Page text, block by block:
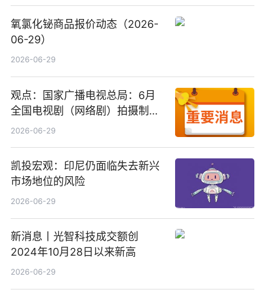
氧氯化铋商品报价动态（2026-
06-29）
2026-06-29
观点：国家广播电视总局：6月
全国电视剧（网络剧）拍摄制作
备案公示剧目197部
2026-06-29
凯投宏观：印尼仍面临失去新兴
市场地位的风险
2026-06-29
新消息丨光智科技成交额创
2024年10月28日以来新高
2026-06-29